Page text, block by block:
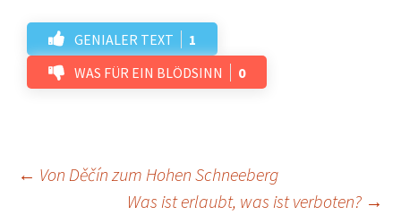
GENIALER TEXT
1
WAS FÜR EIN BLÖDSINN
0
Beitrags-
← Von Děčín zum Hohen Schneeberg
Was ist erlaubt, was ist verboten? →